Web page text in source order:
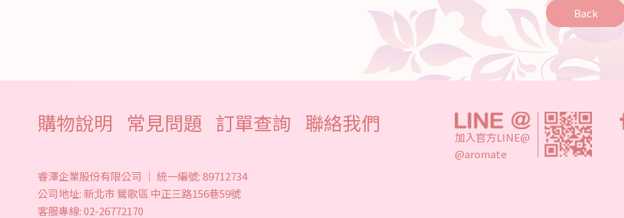
Back
購物說明 常見問題 訂單查詢 聯絡我們
睿澤企業股份有限公司 ｜ 統一編號:89712734
公司地址:新北市 鶯歌區 中正三路156巷59號
客服專線:02-26772170
加入官方LINE@
@aromate